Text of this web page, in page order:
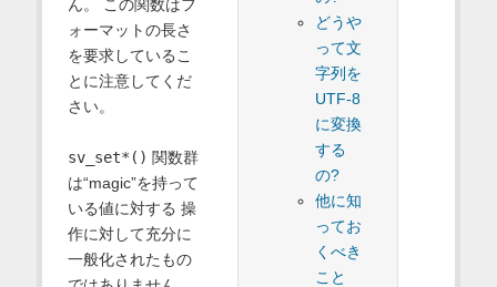
どうや
って文
字列を
UTF-8
に変換
する
の?
他に知
ってお
くべき
こと
ん。 この関数はフ
ォーマットの長さ
を要求しているこ
とに注意してくだ
さい。
sv_set*() 関数群
は“magic”を持って
いる値に対する 操
作に対して充分に
一般化されたもの